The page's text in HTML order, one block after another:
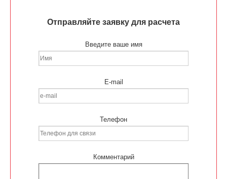
Отправляйте заявку для расчета
Введите ваше имя
E-mail
Телефон
Комментарий